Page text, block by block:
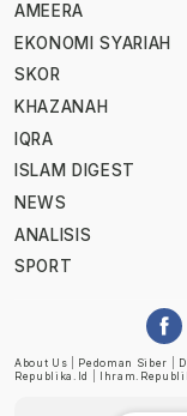
AMEERA
EKONOMI SYARIAH
SKOR
KHAZANAH
IQRA
ISLAM DIGEST
NEWS
ANALISIS
SPORT
About Us Pedoman Siber
Republika.id